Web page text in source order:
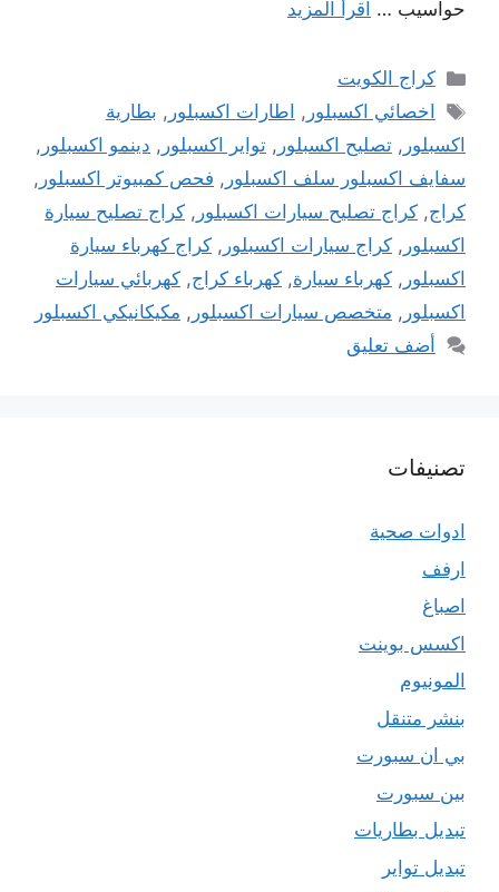
حواسيب … اقرأ المزيد
التصنيفات
كراج الكويت
الوسوم
اخصائي اكسبلور , اطارات اكسبلور , بطارية
اكسبلور , تصليح اكسبلور , تواير اكسبلور , دينمو اكسبلور ,
سفايف اكسبلور سلف اكسبلور , فحص كمبيوتر اكسبلور ,
كراج, كراج تصليح سيارات اكسبلور , كراج تصليح سيارة
اكسبلور , كراج سيارات اكسبلور , كراج كهرباء سيارة
اكسبلور , كهرباء سيارة, كهرباء كراج, كهربائي سيارات
اكسبلور , متخصص سيارات اكسبلور , مكيكانيكي اكسبلور
أضف تعليق
تصنيفات
ادوات صحية
ارفف
اصباغ
اكسس بوينت
المونيوم
بنشر متنقل
بي ان سبورت
بين سبورت
تبديل بطاريات
تبديل تواير